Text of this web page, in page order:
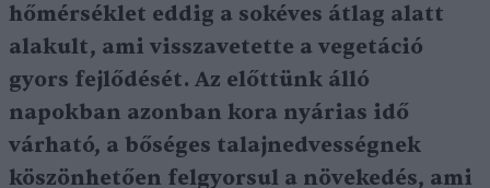
hőmérséklet eddig a sokéves átlag alatt
alakult, ami visszavetette a vegetáció
gyors fejlődését. Az előttünk álló
napokban azonban kora nyárias idő
várható, a bőséges talajnedvességnek
köszönhetően felgyorsul a növekedés, ami